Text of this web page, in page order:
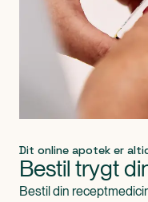
Dit online apotek er
Bestil trygt
Bestil din